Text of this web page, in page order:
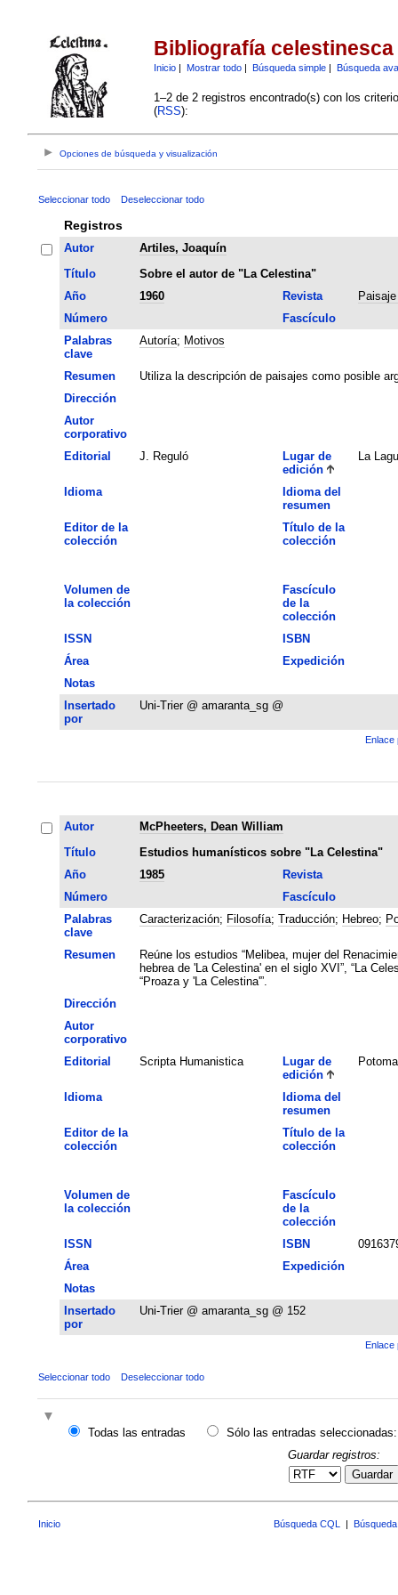
Bibliografía celestinesca
Inicio| Mostrar todo| Búsqueda simple| Búsqueda
1–2 de 2 registros encontrado(s) con los
(RSS):
Opciones de búsqueda y visualización
Seleccionar todo Deseleccionar todo
Registros
Autor
Artiles, Joaquín
Título
Sobre el autor de "La Celestina"
Año
1960 Revista
Número
Fascículo
Palabras
clave
Autoría; Motivos
Resumen
Utiliza la descripción de paisajes como posible
Dirección
Autor
corporativo
Editorial
J. Reguló
Lugar de
edición
La
Idioma
Idioma del
resumen
Editor de la
colección
Título de la
colección
Volumen de
la colección
Fascículo
de la
colección
ISSN
ISBN
Área
Expedición
Notas
Insertado
por
Uni-Trier @ amaranta_sg @
Enlace
Autor
McPheeters, Dean William
Título
Estudios humanísticos sobre "La Celestina"
Año
1985
Revista
Número
Fascículo
Palabras
clave
Caracterización; Filosofía; Traducción; Hebreo;
Resumen
Reúne los estudios “Melibea, mujer del
hebrea de 'La Celestina' en el siglo XVI”, “La
“Proaza y 'La Celestina'”.
Dirección
Autor
corporativo
Editorial
Scripta Humanistica
Lugar de
edición
Idioma
Idioma del
resumen
Editor de la
colección
Título de la
colección
Volumen de
la colección
Fascículo
de la
colección
ISSN
ISBN
Área
Expedición
Notas
Insertado
por
Uni-Trier @ amaranta_sg @ 152
Enlace
Seleccionar todo Deseleccionar todo
Todas las entradas
Sólo las entradas seleccionadas:
Guardar registros:
Guardar
Inicio Búsqueda CQL